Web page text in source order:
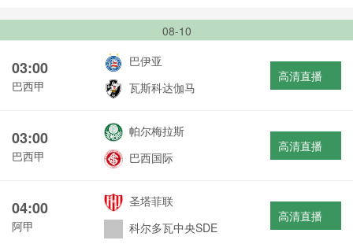
08-10
03:00
巴西甲
巴伊亚
瓦斯科达伽马
高清直播
03:00
巴西甲
帕尔梅拉斯
巴西国际
高清直播
04:00
阿甲
圣塔菲联
科尔多瓦中央SDE
高清直播